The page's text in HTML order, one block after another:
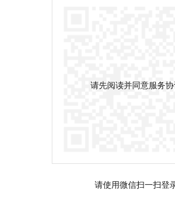
请先阅读并同意服务协
请使用微信扫一扫登